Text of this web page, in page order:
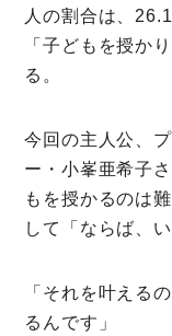
ミモザ
My
ミモザな
人の割合は、
「子どもを授か
る。
今回の主人公、
ー・小峯亜希子
もを授かるのは
して「ならば、
「それを叶える
るんです」